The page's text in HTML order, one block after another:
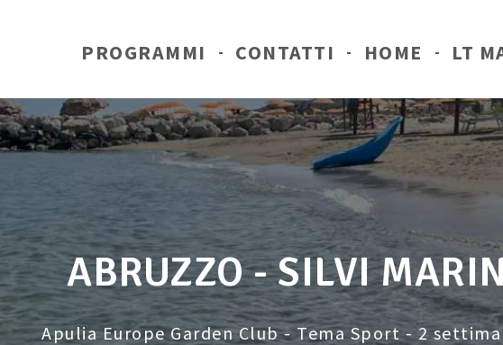
PROGRAMMI CONTATTI HOME LT
ABRUZZO - SILVI
Apulia Europe Garden Club - Tema Sport - 2